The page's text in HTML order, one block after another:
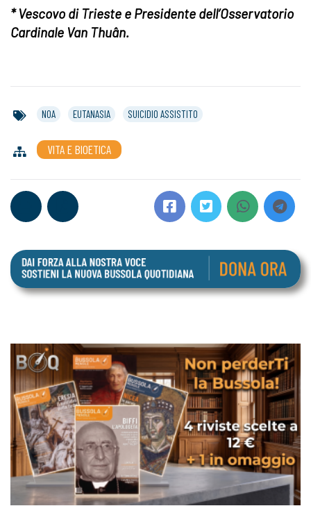
* Vescovo di Trieste e Presidente dell’Osservatorio
Cardinale Van Thuân.
NOA EUTANASIA SUICIDIO ASSISTITO
VITA E BIOETICA